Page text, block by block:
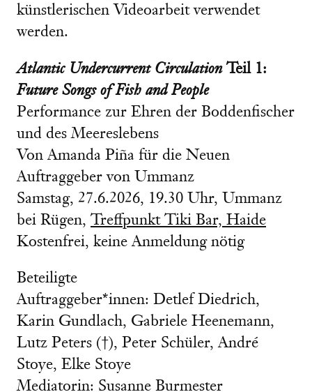
künstlerischen Videoarbeit verwendet
werden.
Atlantic Undercurrent Circulation Teil 1:
Future Songs of Fish and People
Performance zur Ehren der Boddenfischer
und des Meereslebens
Von Amanda Piña für die Neuen
Auftraggeber von Ummanz
Samstag, 27.6.2026, 19.30 Uhr, Ummanz
bei Rügen, Treffpunkt Tiki Bar, Haide
Kostenfrei, keine Anmeldung nötig
Beteiligte
Auftraggeber*innen: Detlef Diedrich,
Karin Gundlach, Gabriele Heenemann,
Lutz Peters (†), Peter Schüler, André
Stoye, Elke Stoye
Mediatorin: Susanne Burmester